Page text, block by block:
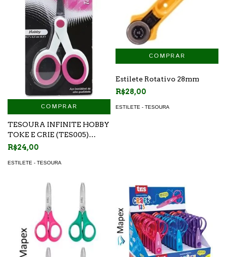
COMPRAR
TESOURA INFINITE HOBBY
TOKE E CRIE (TES005)
13,7X6,5CM
R$24,00
ESTILETE - TESOURA
Estilete Rotativo 28mm
R$28,00
ESTILETE - TESOURA